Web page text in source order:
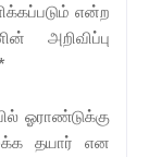
என்ற
அறிவிப்பு
ஓராண்டுக்கு
தயார் என